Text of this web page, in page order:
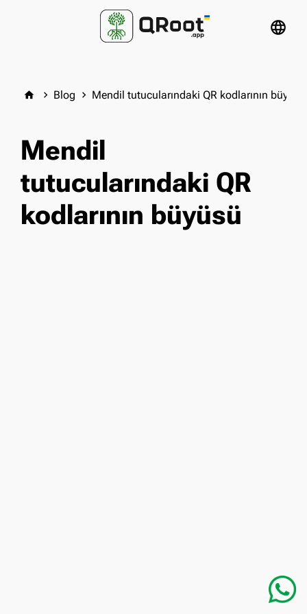
language
home keyboard_arrow_right Blog keyboard_arrow_right Mendil tutucularındaki QR kodlarının büyüsü
Mendil
tutucularındaki QR
kodlarının büyüsü